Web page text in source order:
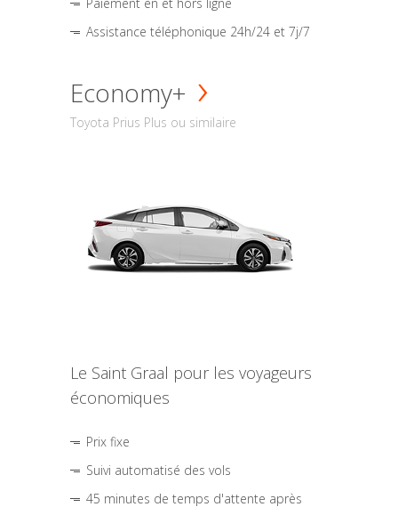
Assistance téléphonique 24h/24 et 7j/7
Economy+
Toyota Prius Plus ou similaire
Le Saint Graal pour les voyageurs
économiques
Prix fixe
Suivi automatisé des vols
45 minutes de temps d'attente après